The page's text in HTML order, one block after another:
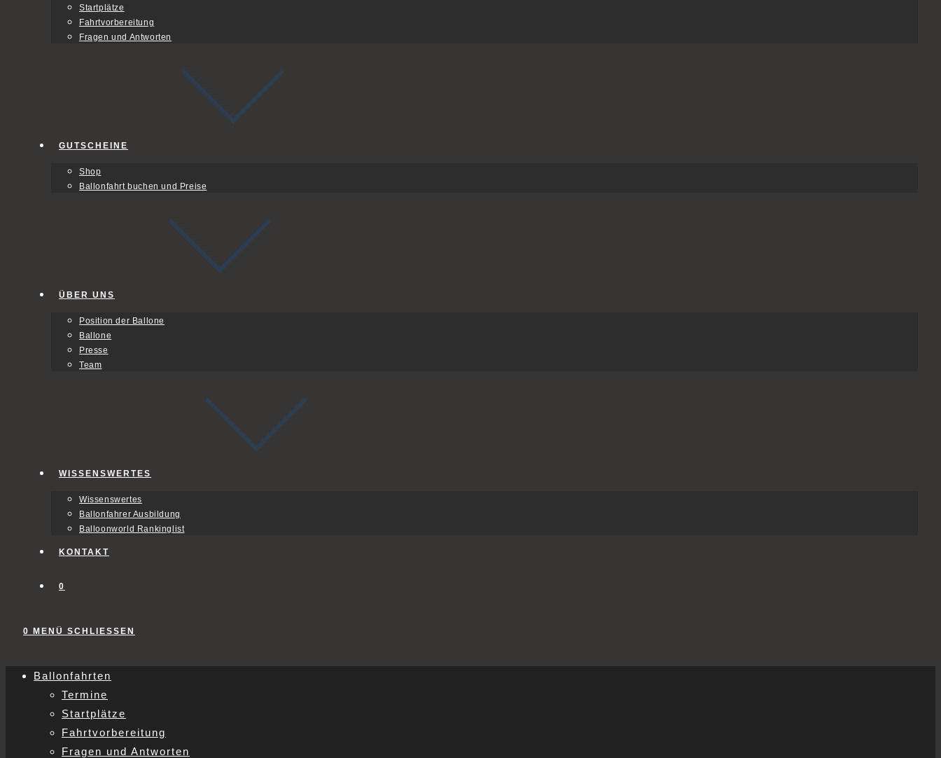
Startplätze
Fahrtvorbereitung
Fragen und Antworten
GUTSCHEINE
Shop
Ballonfahrt buchen und Preise
ÜBER UNS
Position der Ballone
Ballone
Presse
Team
WISSENSWERTES
Wissenswertes
Ballonfahrer Ausbildung
Balloonworld Rankinglist
KONTAKT
0
0 MENÜ SCHLIESSEN
Ballonfahrten
Termine
Startplätze
Fahrtvorbereitung
Fragen und Antworten